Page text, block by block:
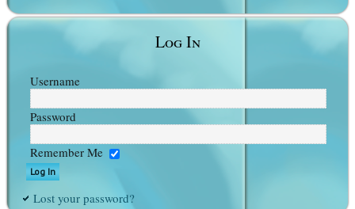
Log In
Username
Password
Remember Me
Lost your password?